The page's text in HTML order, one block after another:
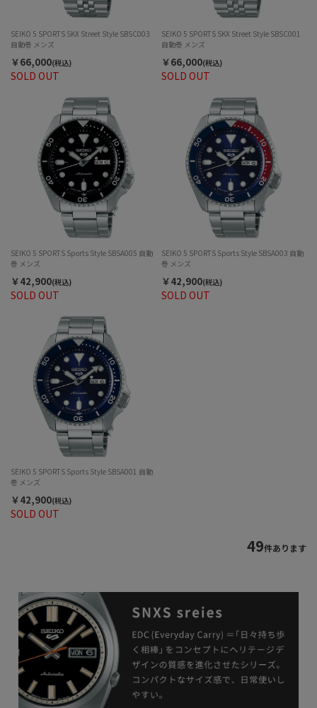
SOLD OUT
SEIKO 5 SPORTS SKX Street Style SBSC003
自動巻 メンズ
￥66,000(税込)
SOLD OUT
SEIKO 5 SPORTS SKX Street Style SBSC001
自動巻 メンズ
￥66,000(税込)
SOLD OUT
SEIKO 5 SPORTS Sports Style SBSA005 自動
巻 メンズ
￥42,900(税込)
SOLD OUT
SEIKO 5 SPORTS Sports Style SBSA003 自動
巻 メンズ
￥42,900(税込)
SOLD OUT
SEIKO 5 SPORTS Sports Style SBSA001 自動
巻 メンズ
￥42,900(税込)
49件あります